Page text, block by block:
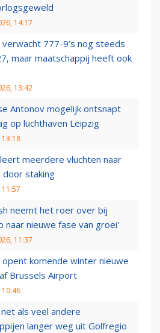
14:17
verwacht 777-9’s nog steeds
maar maatschappij heeft ook
13:42
Antonov mogelijk ontsnapt
op luchthaven Leipzig
13:18
meerdere vluchten naar
door staking
neemt het roer over bij
naar nieuwe fase van groei'
11:37
opent komende winter nieuwe
Brussels Airport
10:46
als veel andere
langer weg uit Golfregio